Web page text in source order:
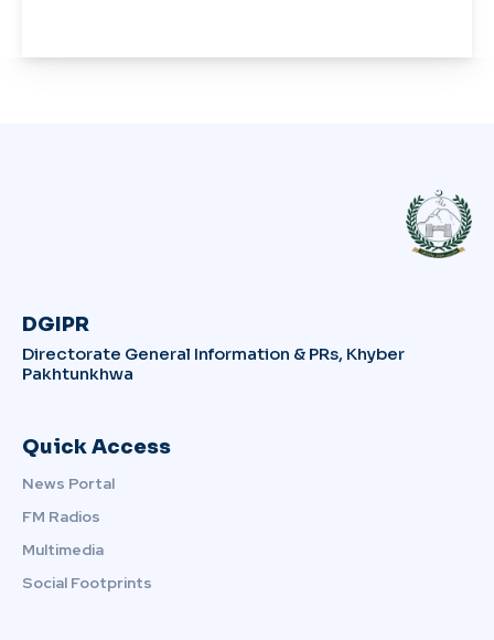
DGIPR
Directorate General Information & PRs, Khyber
Pakhtunkhwa
Quick Access
News Portal
FM Radios
Multimedia
Social Footprints